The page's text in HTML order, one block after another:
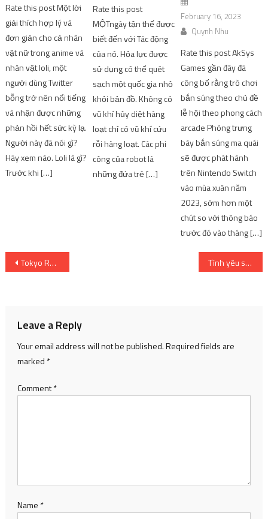
Rate this post Một lời
giải thích hợp lý và
đơn giản cho cả nhân
vật nữ trong anime và
nhân vật loli, một
người dùng Twitter
bỗng trở nên nổi tiếng
và nhận được những
phản hồi hết sức kỳ lạ.
Người này đã nói gì?
Hãy xem nào. Loli là gì?
Trước khi […]
Rate this post
MỘTngày tận thế được
biết đến với Tác động
của nó. Hỏa lực được
sử dụng có thể quét
sạch một quốc gia nhỏ
khỏi bản đồ. Không có
vũ khí hủy diệt hàng
loạt chỉ có vũ khí cứu
rỗi hàng loạt. Các phi
công của robot là
những đứa trẻ […]
February 16, 2023
Quynh Nhu
Rate this post AkSys
Games gần đây đã
công bố rằng trò chơi
bắn súng theo chủ đề
lễ hội theo phong cách
arcade Phòng trưng
bày bắn súng ma quái
sẽ được phát hành
trên Nintendo Switch
vào mùa xuân năm
2023, sớm hơn một
chút so với thông báo
trước đó vào tháng […]
Post
Tokyo Revengers: Trận chiến Giáng sinh – Tập 6 Tình yêu sống! Câu lạc bộ thần tượng trường trung học Nijigasaki – Phần 1 Ngày phát hành Blu-Ray được đẩy sang tháng 3 năm 2023
Leave a Reply
Your email address will not be published.Required fields are
marked *
Comment*
Name *